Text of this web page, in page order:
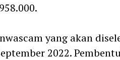
yang akan
2022.